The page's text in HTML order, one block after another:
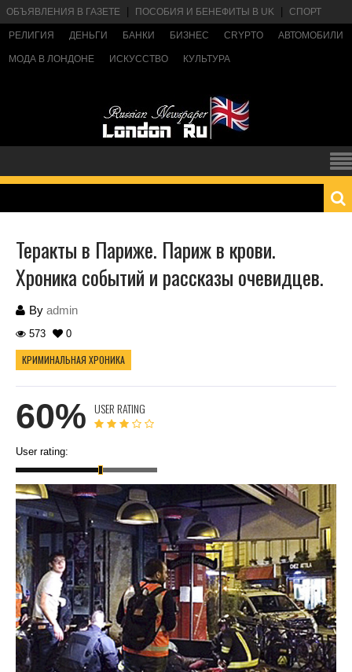
ОБЪЯВЛЕНИЯ В ГАЗЕТЕ ПОСОБИЯ И БЕНЕФИТЫ В UK СПОРТ
РЕЛИГИЯ ДЕНЬГИ БАНКИ БИЗНЕС CRYPTO АВТОМОБИЛИ
МОДА В ЛОНДОНЕ ИСКУССТВО КУЛЬТУРА
Теракты в Париже. Париж в крови.
Хроника событий и рассказы очевидцев.
By admin
573 0
КРИМИНАЛЬНАЯ ХРОНИКА
60% USER RATING
User rating: